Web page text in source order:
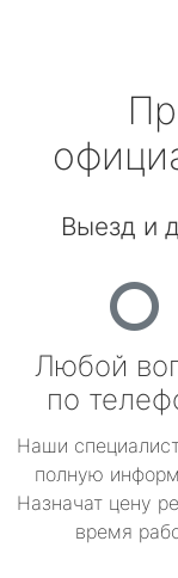
Выезд и
Любой
по
Наши
полную
Назначат цену
время